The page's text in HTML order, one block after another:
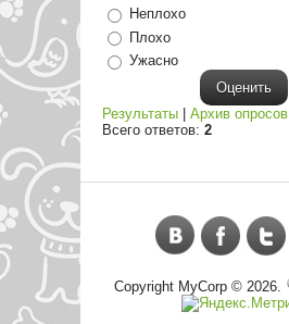
Неплохо
Плохо
Ужасно
Результаты
Архив опросов
Всего ответов: 2
Copyright MyCorp © 2026